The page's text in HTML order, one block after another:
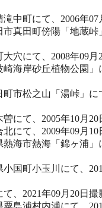
中町にて、2006年07
真田町傍陽「地蔵峠
穴にて、2008年09月
海岸砂丘植物公園」
市松之山「湯峠」に
にて、2005年10月20
にて、2009年09月10
海市熱海「錦ヶ浦」
国町小玉川にて、
、2021年09月20日撮
島浦村内浦にて、